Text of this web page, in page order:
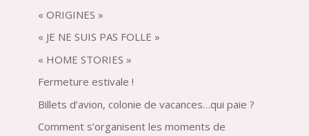
« ORIGINES »
« JE NE SUIS PAS FOLLE »
« HOME STORIES »
Fermeture estivale !
Billets d’avion, colonie de vacances…qui paie ?
Comment s’organisent les moments de